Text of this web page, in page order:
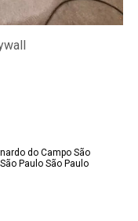
do Campo São
São Paulo São Paulo